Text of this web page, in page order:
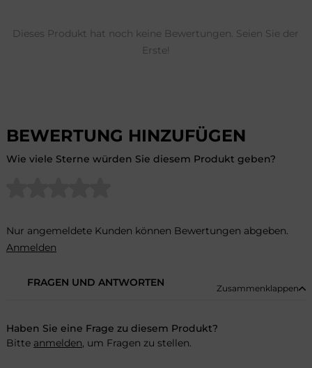
BEWERTUNG HINZUFÜGEN
Wie viele Sterne würden Sie diesem Produkt geben?
Nur angemeldete Kunden können Bewertungen abgeben.
Anmelden
Dieses Produkt hat noch keine Bewertungen. Seien Sie der
Erste!
FRAGEN UND ANTWORTEN Zusammenklappen
Haben Sie eine Frage zu diesem Produkt?
Bitte anmelden, um Fragen zu stellen.